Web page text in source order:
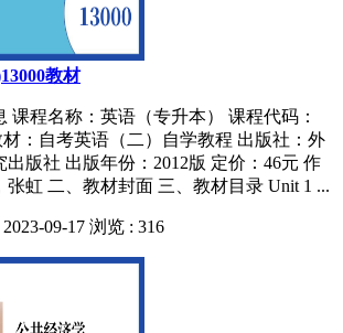
教材
课程名称：英语（专升本） 课程代码：
材：自考英语（二）自学教程 出版社：外
出版社 出版年份：2012版 定价：46元 作
张虹 二、教材封面 三、教材目录 Unit 1 ...
09-17 浏览 : 316